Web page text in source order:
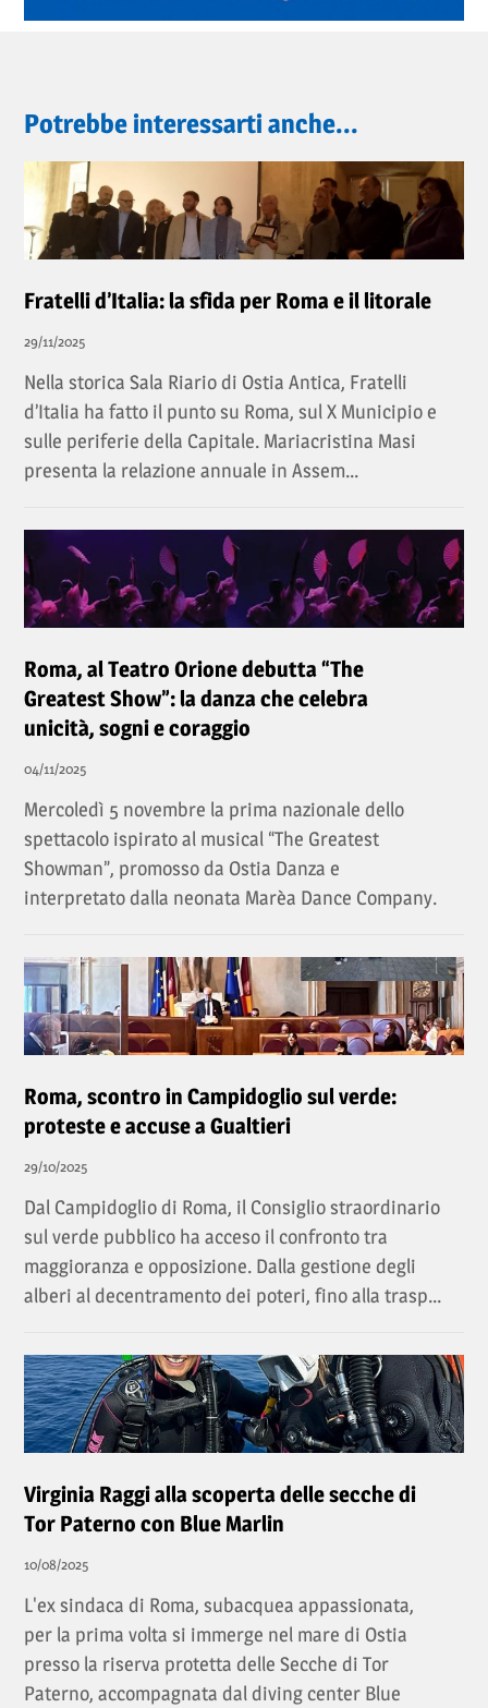
Potrebbe interessarti anche...
Fratelli d’Italia: la sfida per Roma e il litorale
29/11/2025
Nella storica Sala Riario di Ostia Antica, Fratelli
d’Italia ha fatto il punto su Roma, sul X Municipio e
sulle periferie della Capitale. Mariacristina Masi
presenta la relazione annuale in Assem...
Roma, al Teatro Orione debutta “The
Greatest Show”: la danza che celebra
unicità, sogni e coraggio
04/11/2025
Mercoledì 5 novembre la prima nazionale dello
spettacolo ispirato al musical “The Greatest
Showman”, promosso da Ostia Danza e
interpretato dalla neonata Marèa Dance Company.
Roma, scontro in Campidoglio sul verde:
proteste e accuse a Gualtieri
29/10/2025
Dal Campidoglio di Roma, il Consiglio straordinario
sul verde pubblico ha acceso il confronto tra
maggioranza e opposizione. Dalla gestione degli
alberi al decentramento dei poteri, fino alla trasp...
Virginia Raggi alla scoperta delle secche di
Tor Paterno con Blue Marlin
10/08/2025
L'ex sindaca di Roma, subacquea appassionata,
per la prima volta si immerge nel mare di Ostia
presso la riserva protetta delle Secche di Tor
Paterno, accompagnata dal diving center Blue